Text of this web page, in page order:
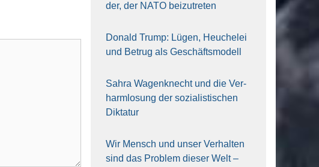
der, der NATO bei­zu­tre­ten
Donald Trump: Lügen, Heu­che­lei
und Betrug als Geschäfts­mo­dell
Sahra Wagen­knecht und die Ver­
harm­lo­sung der sozia­lis­ti­schen
Dik­ta­tur
Wir Mensch und unser Ver­hal­ten
sind das Pro­blem die­ser Welt –